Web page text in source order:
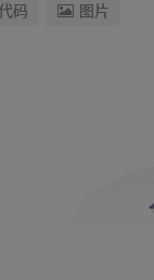
码 图片